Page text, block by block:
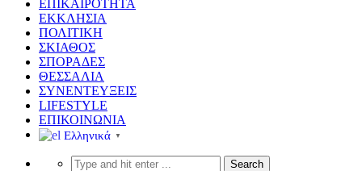
ΕΠΙΚΑΙΡΟΤΗΤΑ
ΕΚΚΛΗΣΙΑ
ΠΟΛΙΤΙΚΗ
ΣΚΙΑΘΟΣ
ΣΠΟΡΑΔΕΣ
ΘΕΣΣΑΛΙΑ
ΣΥΝΕΝΤΕΥΞΕΙΣ
LIFESTYLE
ΕΠΙΚΟΙΝΩΝΙΑ
Ελληνικά ▼